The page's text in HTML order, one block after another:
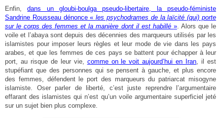
Enfin,dans un gloubi-boulga pseudo-libertaire, la pseudo-féministe
Sandrine Rousseau dénonce «les psychodrames de la laïcité (qui) porte
sur le corps des femmes et la manière dont il est habillé ». Alors que le
voile et l’abaya sont depuis des décennies des marqueurs utilisés par les
islamistes pour imposer leurs règles et leur mode de vie dans les pays
arabes, et que les femmes de ces pays se battent pour échapper à leur
port, au risque de leur vie, comme on le voit aujourd’hui en Iran , il est
stupéfiant que des personnes qui se pensent à gauche, et plus encore
des femmes, défendent le port des marqueurs du patriarcat misogyne
islamiste. Oser parler de liberté, c’est juste reprendre l’argumentaire
effarant des islamistes qui n’est qu’un voile argumentaire superficiel jeté
sur un sujet bien plus complexe.